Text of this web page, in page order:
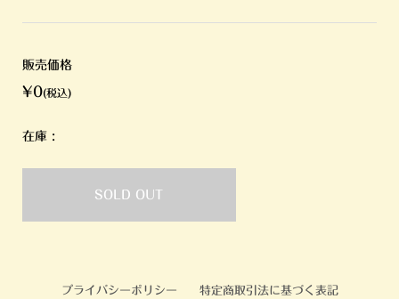
販売価格
¥0(税込)
在庫 :
SOLD OUT
プライバシーポリシー 特定商取引法に基づく表記